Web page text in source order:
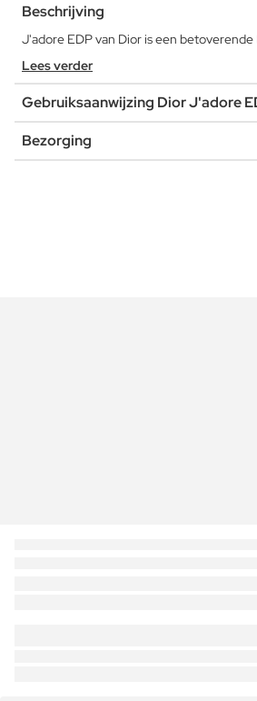
Beschrijving
J'adore EDP van Dior is een
Lees verder
Gebruiksaanwijzing Dior J'adore
Bezorging